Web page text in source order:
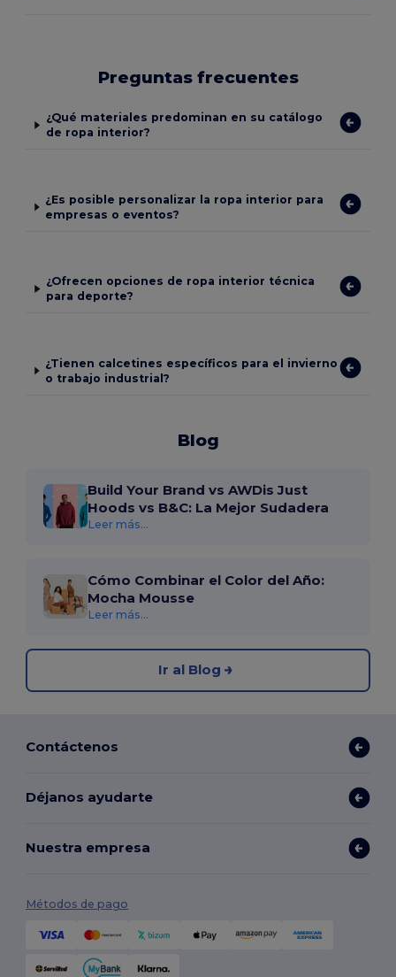
Preguntas frecuentes
¿Qué materiales predominan en su catálogo
de ropa interior?
¿Es posible personalizar la ropa interior para
empresas o eventos?
¿Ofrecen opciones de ropa interior técnica
para deporte?
¿Tienen calcetines específicos para el invierno
o trabajo industrial?
Blog
Build Your Brand vs AWDis Just
Hoods vs B&C: La Mejor Sudadera
Leer más...
Cómo Combinar el Color del Año:
Mocha Mousse
Leer más...
Ir al Blog
Contáctenos
Déjanos ayudarte
Nuestra empresa
Métodos de pago